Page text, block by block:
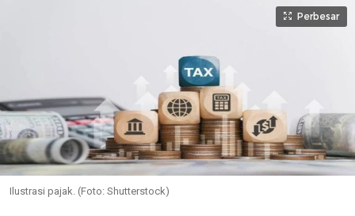
Perbesar
Ilustrasi pajak. (Foto: Shutterstock)